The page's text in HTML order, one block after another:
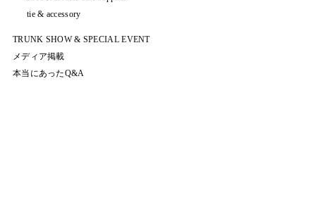
tie & accessory
TRUNK SHOW & SPECIAL EVENT
メディア掲載
本当にあったQ&A